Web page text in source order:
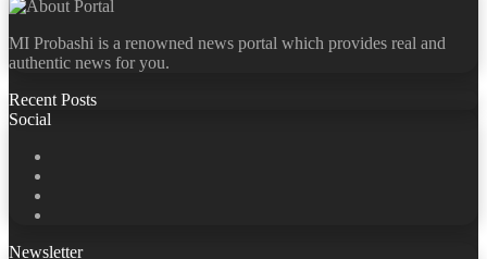
MI Probashi is a renowned news portal which provides real and
authentic news for you.
Recent Posts
Social
Newsletter